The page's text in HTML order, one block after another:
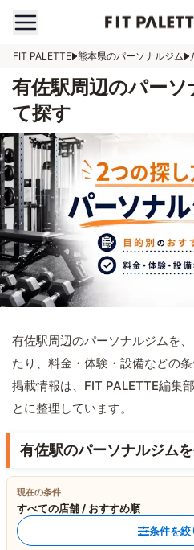
FIT PALETTE 熊本県のパーソナルジム
有佐駅周辺のパー
て探す
有佐駅周辺のパーソナルジムを
たり、料金・体験・設備などの
掲載情報は、FIT PALETTE編集
とに整理しています。
有佐駅のパーソナルジム
現在の条件
すべての店舗 / おすすめ順
条件を絞